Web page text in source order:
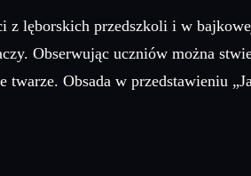
z lęborskich przedszkoli i w
Obserwując uczniów można
Obsada w przedstawieniu